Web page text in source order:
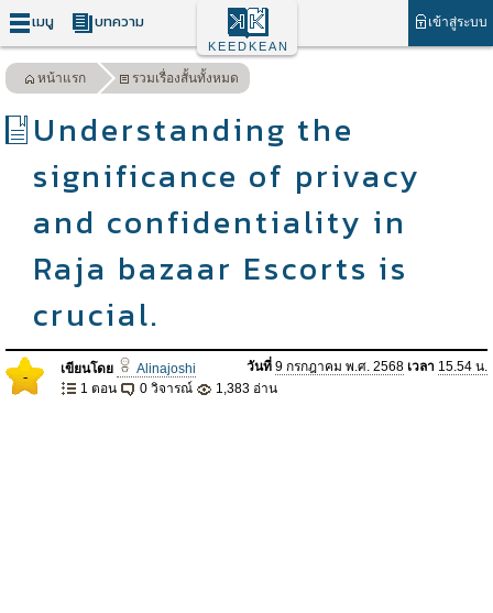
เมนู บทความ เข้าสู่ระบบ
KEEDKEAN
หน้าแรก รวมเรื่องสั้นทั้งหมด
Understanding the
significance of privacy
and confidentiality in
Raja bazaar Escorts is
crucial.
- เขียนโดย Alinajoshi วันที่ 9 กรกฎาคม พ.ศ. 2568 เวลา 15.54 น.
1 ตอน
0 วิจารณ์ 1,383 อ่าน